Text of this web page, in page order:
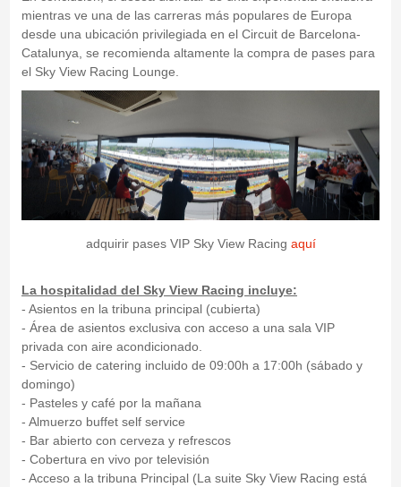
mientras ve una de las carreras más populares de Europa
desde una ubicación privilegiada en el Circuit de Barcelona-
Catalunya, se recomienda altamente la compra de pases para
el Sky View Racing Lounge.
adquirir pases VIP Sky View Racing aquí
La hospitalidad del Sky View Racing incluye:
- Asientos en la tribuna principal (cubierta)
- Área de asientos exclusiva con acceso a una sala VIP
privada con aire acondicionado.
- Servicio de catering incluido de 09:00h a 17:00h (sábado y
domingo)
- Pasteles y café por la mañana
- Almuerzo buffet self service
- Bar abierto con cerveza y refrescos
- Cobertura en vivo por televisión
- Acceso a la tribuna Principal (La suite Sky View Racing está